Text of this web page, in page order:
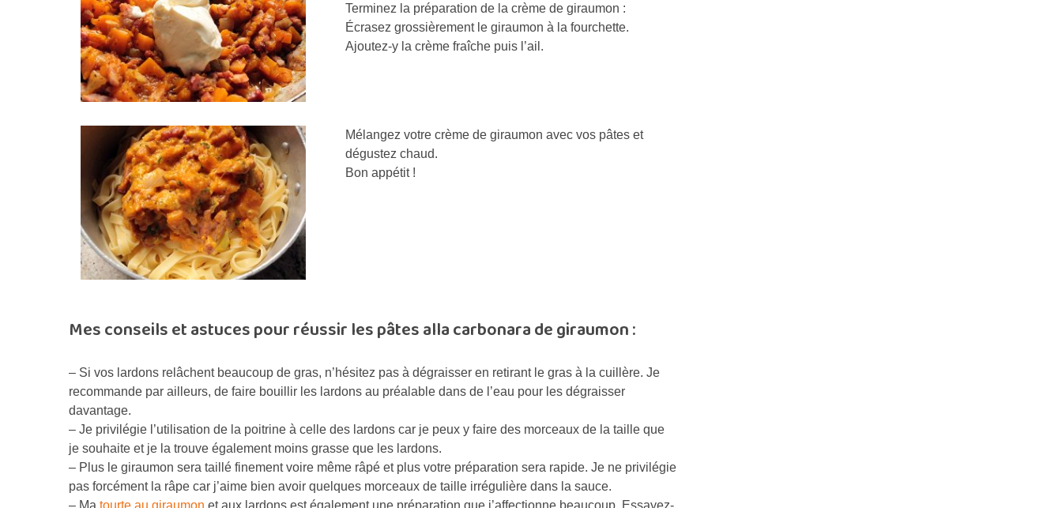
Terminez la préparation de la crème de giraumon :
Écrasez grossièrement le giraumon à la fourchette.
Ajoutez-y la crème fraîche puis l’ail.
Mélangez votre crème de giraumon avec vos pâtes et
dégustez chaud.
Bon appétit !
Mes conseils et astuces pour réussir les pâtes alla carbonara de giraumon :
– Si vos lardons relâchent beaucoup de gras, n’hésitez pas à dégraisser en retirant le gras à la cuillère. Je
recommande par ailleurs, de faire bouillir les lardons au préalable dans de l’eau pour les dégraisser
davantage.
– Je privilégie l’utilisation de la poitrine à celle des lardons car je peux y faire des morceaux de la taille que
je souhaite et je la trouve également moins grasse que les lardons.
– Plus le giraumon sera taillé finement voire même râpé et plus votre préparation sera rapide. Je ne privilégie
pas forcément la râpe car j’aime bien avoir quelques morceaux de taille irrégulière dans la sauce.